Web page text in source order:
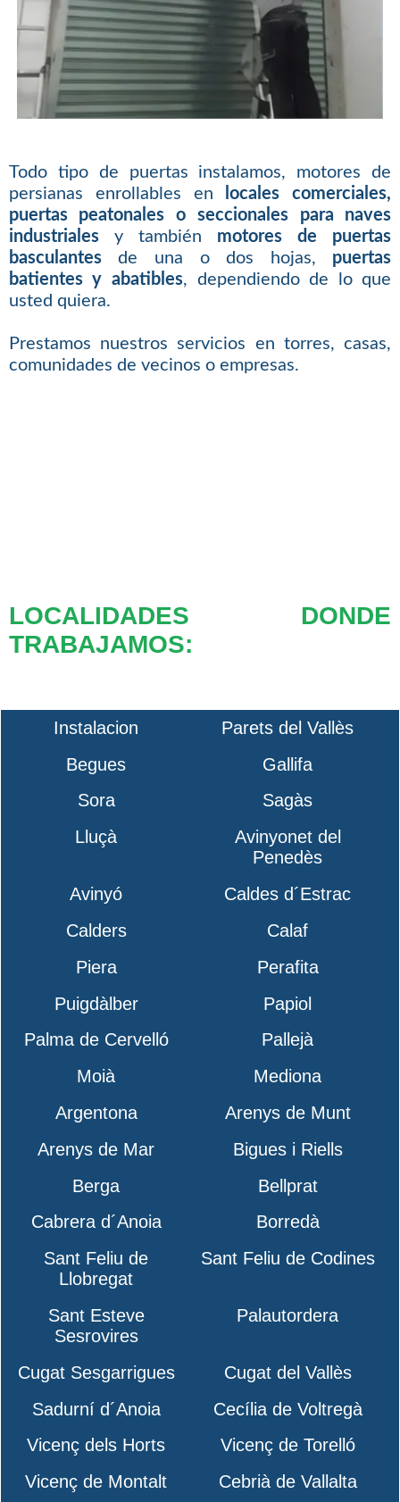
Todo tipo de puertas instalamos, motores de
persianas enrollables en
locales comerciales,
puertas peatonales o seccionales para naves
industrialesy también motores de puertas
basculantesde una o dos hojas, puertas
batientes y abatibles, dependiendo de lo que
usted quiera.
Prestamos nuestros servicios en torres, casas,
comunidades de vecinos o empresas.
LOCALIDADES DONDE
TRABAJAMOS:
Instalacion
Parets del Vallès
Begues
Gallifa
Sora
Sagàs
Lluçà
Avinyonet del
Penedès
Avinyó
Caldes d´Estrac
Calders
Calaf
Piera
Perafita
Puigdàlber
Papiol
Palma de Cervelló
Pallejà
Moià
Mediona
Argentona
Arenys de Munt
Arenys de Mar
Bigues i Riells
Berga
Bellprat
Cabrera d´Anoia
Borredà
Sant Feliu de
Llobregat
Sant Feliu de Codines
Sant Esteve
Sesrovires
Palautordera
Cugat Sesgarrigues
Cugat del Vallès
Sadurní d´Anoia
Cecília de Voltregà
Vicenç dels Horts
Vicenç de Torelló
Vicenç de Montalt
Cebrià de Vallalta